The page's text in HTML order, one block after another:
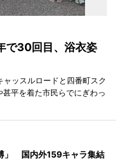
で30回目、浴衣姿
ャッスルロードと四番町スク
平を着た市民らでにぎわっ
」 国内外159キャラ集結